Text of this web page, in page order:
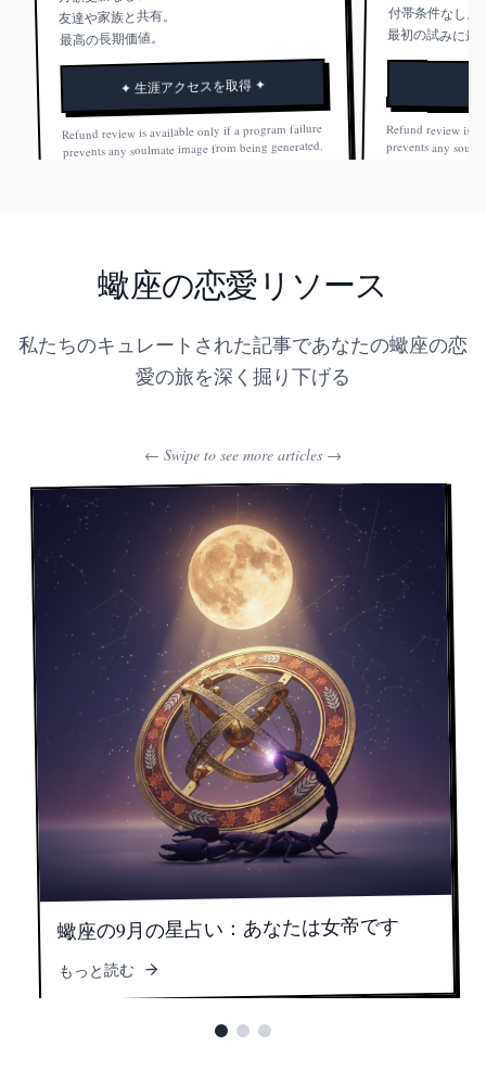
友達や家族と共有。
最高の長期価値。
✦ 生涯アクセスを取得 ✦
Refund review is available only if a program failure
prevents any soulmate image from being generated.
Once a soulmate image is generated, the order is not
付帯条件なし。
最初の試みに最
Refund review is
prevents any
Once a soulmate
蠍座の恋愛リソース
私たちのキュレートされた記事であなたの蠍座の恋
愛の旅を深く掘り下げる
← Swipe to see more articles →
蠍座の9月の星占い：あなたは女帝です
もっと読む